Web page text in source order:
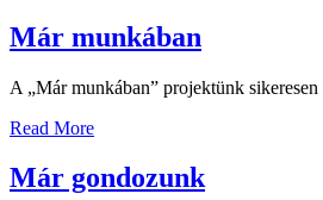
Már munkában
A „Már munkában” projektünk
Read More
Már gondozunk